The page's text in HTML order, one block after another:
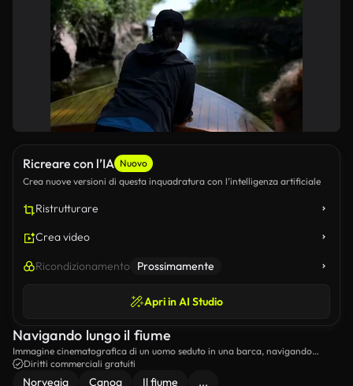
Ricreare con l’IA Nuovo
Crea nuove versioni di questa inquadratura con l’intelligenza artificiale
Ristrutturare
Crea video
Ricondizionamento Prossimamente
Apri in AI Studio
Navigando lungo il fiume
Immagine cinematografica di un uomo seduto in una barca, navigando
lentamente lungo un fiume.
Diritti commerciali gratuiti
Norvegia Canoa Il fiume ...